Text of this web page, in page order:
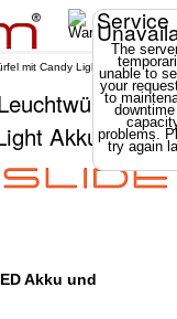
Service
The
unable to
your
to
problems.
try again
mit Candy Light Akku
mit
Akku
Akku und